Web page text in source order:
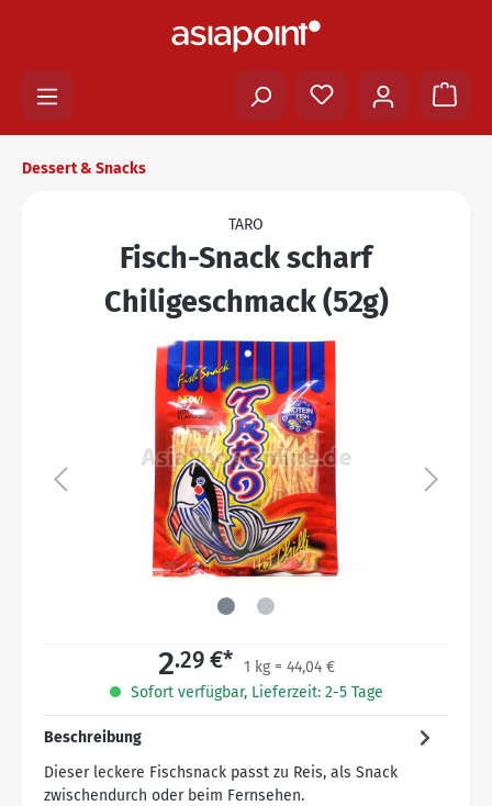
Dessert & Snacks
TARO
Fisch-Snack scharf
Chiligeschmack (52g)
2.29 €*
1 kg = 44,04 €
Sofort verfügbar, Lieferzeit: 2-5 Tage
Beschreibung
Dieser leckere Fischsnack passt zu Reis, als Snack
zwischendurch oder beim Fernsehen.